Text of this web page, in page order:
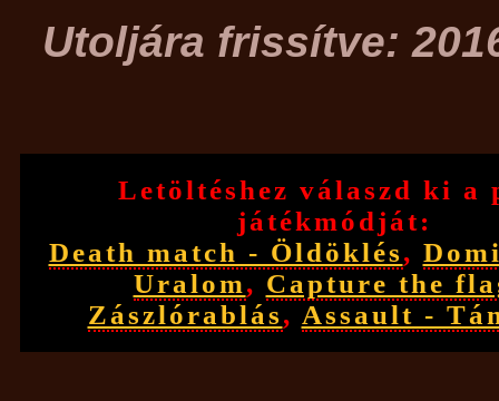
Utoljára frissítve:
Letöltéshez válaszd ki a
játékmódját:
Death match - Öldöklés,
Uralom, Capture the
Zászlórablás, Assault -